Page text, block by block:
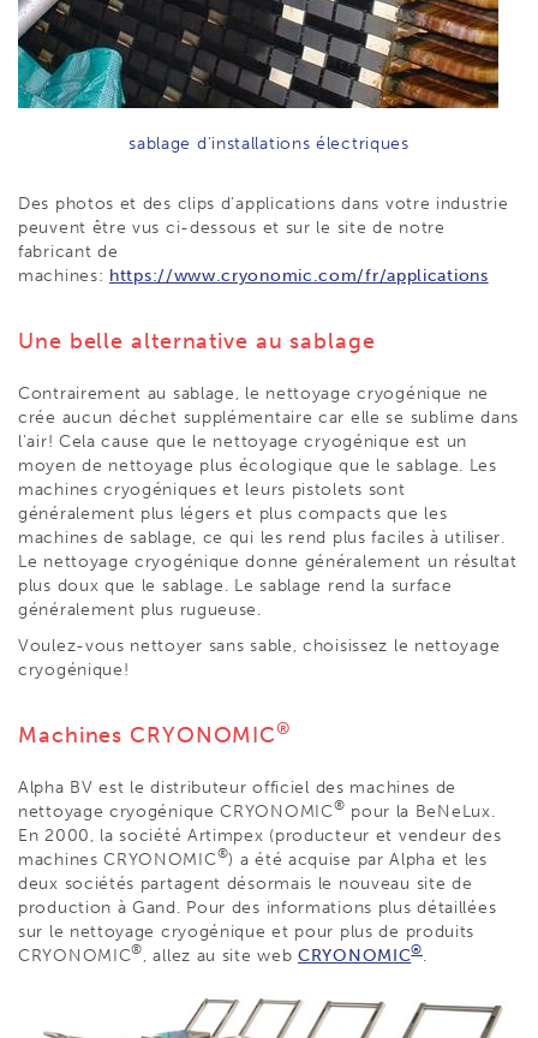
sablage d’installations électriques
Des photos et des clips d'applications dans votre industrie
peuvent être vus ci-dessous et sur le site de notre
fabricant de
machines: https://www.cryonomic.com/fr/applications
Une belle alternative au sablage
Contrairement au sablage, le nettoyage cryogénique ne
crée aucun déchet supplémentaire car elle se sublime dans
l'air! Cela cause que le nettoyage cryogénique est un
moyen de nettoyage plus écologique que le sablage. Les
machines cryogéniques et leurs pistolets sont
généralement plus légers et plus compacts que les
machines de sablage, ce qui les rend plus faciles à utiliser.
Le nettoyage cryogénique donne généralement un résultat
plus doux que le sablage. Le sablage rend la surface
généralement plus rugueuse.
Voulez-vous nettoyer sans sable, choisissez le nettoyage
cryogénique!
Machines CRYONOMIC®
Alpha BV est le distributeur officiel des machines de
nettoyage cryogénique CRYONOMIC® pour la BeNeLux.
En 2000, la société Artimpex (producteur et vendeur des
machines CRYONOMIC®) a été acquise par Alpha et les
deux sociétés partagent désormais le nouveau site de
production à Gand. Pour des informations plus détaillées
sur le nettoyage cryogénique et pour plus de produits
CRYONOMIC®, allez au site webCRYONOMIC®.